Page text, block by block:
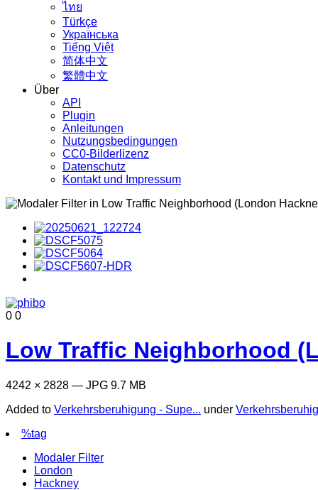
ไทย
Türkçe
Українська
Tiếng Việt
简体中文
繁體中文
Über
API
Plugin
Anleitungen
Nutzungsbedingungen
CC0-Bilderlizenz
Datenschutz
Kontakt und Impressum
0 0
Low Traffic Neighborhood
4242 × 2828 — JPG 9.7 MB
Added to Verkehrsberuhigung - Supe... under
%tag
Modaler Filter
London
Hackney